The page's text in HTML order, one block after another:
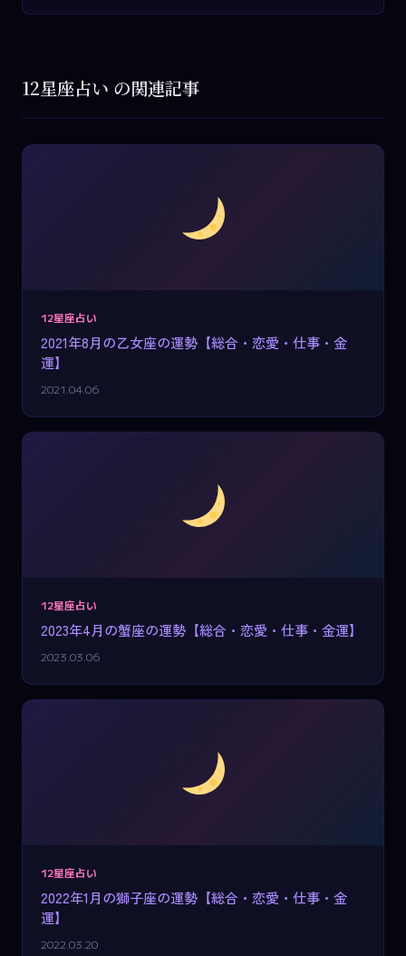
12星座占い の関連記事
12星座占い
2021年8月の乙女座の運勢【総合・恋愛・仕事・金
運】
2021.04.06
12星座占い
2023年4月の蟹座の運勢【総合・恋愛・仕事・金運】
2023.03.06
12星座占い
2022年1月の獅子座の運勢【総合・恋愛・仕事・金
運】
2022.03.20